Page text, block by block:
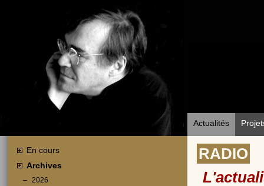
Actualités
En cours
Archives
2026
RADIO